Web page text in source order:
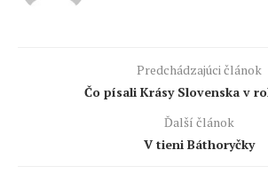
Predchádzajúci článok
Čo písali Krásy Slovenska v
Ďalší článok
V tieni Báthoryčky